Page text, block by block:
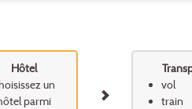
Hôtel
un
parmi
vol
train